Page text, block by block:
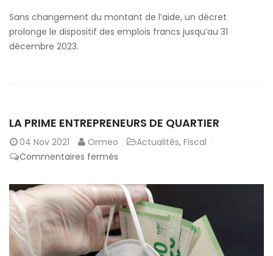
Sans changement du montant de l’aide, un décret
prolonge le dispositif des emplois francs jusqu’au 31
décembre 2023.
LA PRIME ENTREPRENEURS DE QUARTIER
04 Nov 2021 Ormeo Actualités, Fiscal
Commentaires fermés
prime
Entrepreneurs
de
quartier